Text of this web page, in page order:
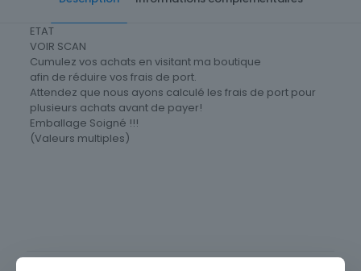
ETAT
VOIR SCAN
Cumulez vos achats en visitant ma boutique
afin de réduire vos frais de port.
Attendez que nous ayons calculé les frais de port pour
plusieurs achats avant de payer!
Emballage Soigné !!!
(Valeurs multiples)